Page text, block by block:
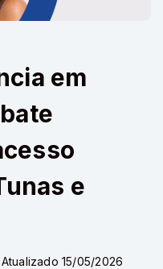
em
e
15/05/2026